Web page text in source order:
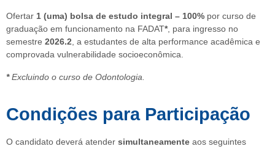
Ofertar 1 (uma) bolsa de estudo integral – 100% por curso de
graduação em funcionamento na FADAT*, para ingresso no
semestre 2026.2 , a estudantes de alta performance acadêmica e
comprovada vulnerabilidade socioeconômica.
*Excluindo o curso de Odontologia.
Condições para Participação
O candidato deverá atender simultaneamente aos seguintes